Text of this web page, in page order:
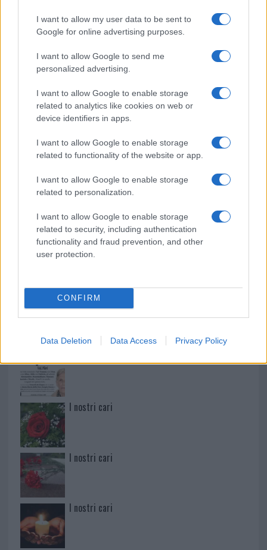
I want to allow my user data to be sent to
Google for online advertising purposes.
I want to allow Google to send me
personalized advertising.
I want to allow Google to enable storage
related to analytics like cookies on web or
device identifiers in apps.
I want to allow Google to enable storage
related to functionality of the website or app.
I want to allow Google to enable storage
related to personalization.
I want to allow Google to enable storage
related to security, including authentication
functionality and fraud prevention, and other
user protection.
CONFIRM
Data Deletion Data Access Privacy Policy
protagonisti
Test tunnel Olbia: rampe chiuse ancora fino a
fine agosto
NECROLOGIE
Mario Malu
Paolo Pinna
I nostri cari
I nostri cari
I nostri cari